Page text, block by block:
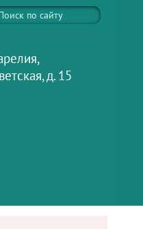
д. 15